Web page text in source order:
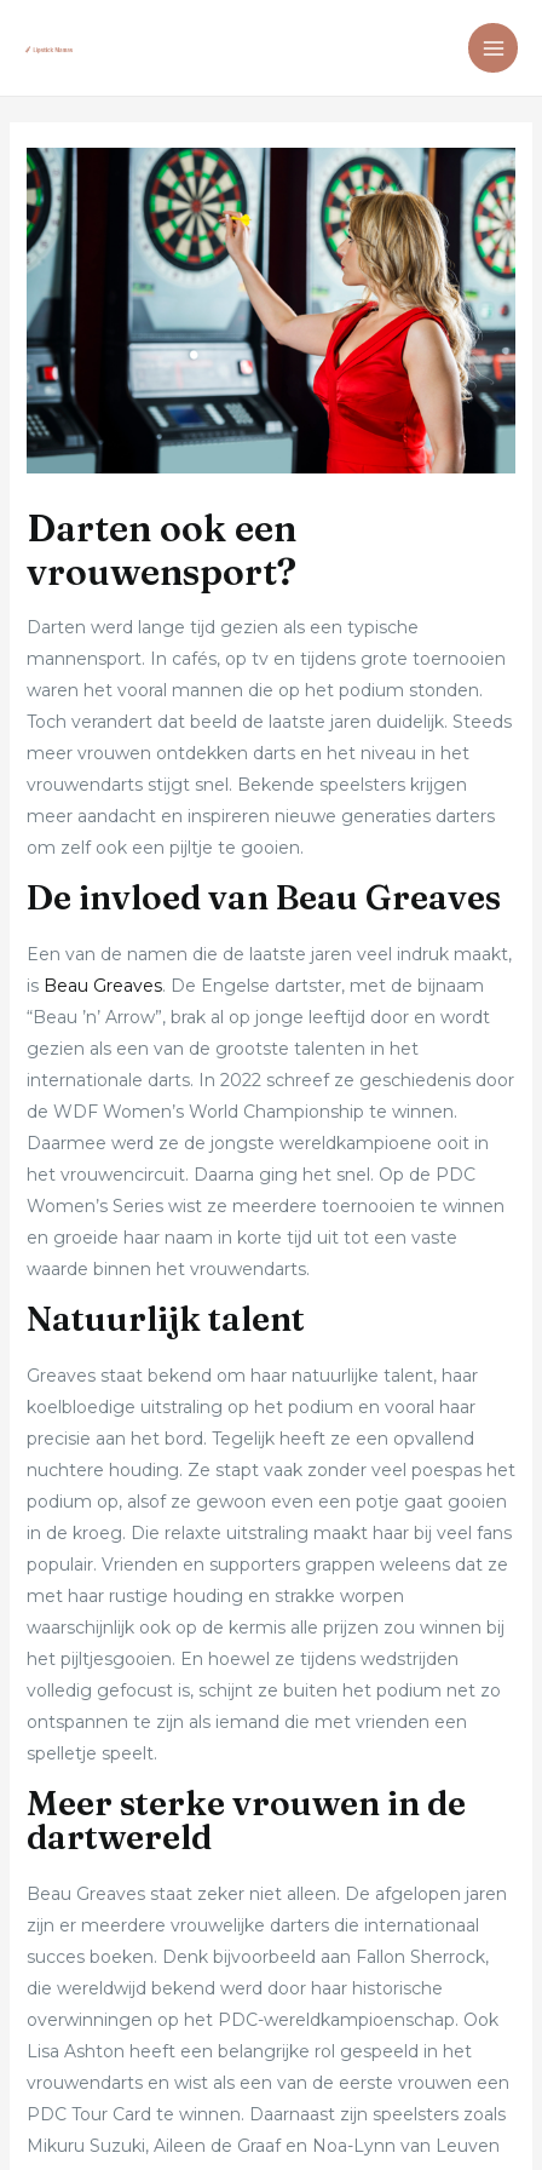
Darten ook een
vrouwensport?
Darten werd lange tijd gezien als een typische
mannensport. In cafés, op tv en tijdens grote toernooien
waren het vooral mannen die op het podium stonden.
Toch verandert dat beeld de laatste jaren duidelijk. Steeds
meer vrouwen ontdekken darts en het niveau in het
vrouwen­darts stijgt snel. Bekende speelsters krijgen
meer aandacht en inspireren nieuwe generaties darters
om zelf ook een pijltje te gooien.
De invloed van Beau Greaves
Een van de namen die de laatste jaren veel indruk maakt,
is Beau Greaves. De Engelse dartster, met de bijnaam
“Beau ’n’ Arrow”, brak al op jonge leeftijd door en wordt
gezien als een van de grootste talenten in het
internationale darts. In 2022 schreef ze geschiedenis door
de WDF Women’s World Championship te winnen.
Daarmee werd ze de jongste wereldkampioene ooit in
het vrouwencircuit. Daarna ging het snel. Op de PDC
Women’s Series wist ze meerdere toernooien te winnen
en groeide haar naam in korte tijd uit tot een vaste
waarde binnen het vrouwen­darts.
Natuurlijk talent
Greaves staat bekend om haar natuurlijke talent, haar
koelbloedige uitstraling op het podium en vooral haar
precisie aan het bord. Tegelijk heeft ze een opvallend
nuchtere houding. Ze stapt vaak zonder veel poespas het
podium op, alsof ze gewoon even een potje gaat gooien
in de kroeg. Die relaxte uitstraling maakt haar bij veel fans
populair. Vrienden en supporters grappen weleens dat ze
met haar rustige houding en strakke worpen
waarschijnlijk ook op de kermis alle prijzen zou winnen bij
het pijltjesgooien. En hoewel ze tijdens wedstrijden
volledig gefocust is, schijnt ze buiten het podium net zo
ontspannen te zijn als iemand die met vrienden een
spelletje speelt.
Meer sterke vrouwen in de
dartwereld
Beau Greaves staat zeker niet alleen. De afgelopen jaren
zijn er meerdere vrouwelijke darters die internationaal
succes boeken. Denk bijvoorbeeld aan Fallon Sherrock,
die wereldwijd bekend werd door haar historische
overwinningen op het PDC-wereldkampioenschap. Ook
Lisa Ashton heeft een belangrijke rol gespeeld in het
vrouwen­darts en wist als een van de eerste vrouwen een
PDC Tour Card te winnen. Daarnaast zijn speelsters zoals
Mikuru Suzuki, Aileen de Graaf en Noa-Lynn van Leuven